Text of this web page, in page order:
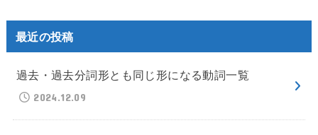
最近の投稿
過去・過去分詞形とも同じ形になる動詞一覧
2024.12.09